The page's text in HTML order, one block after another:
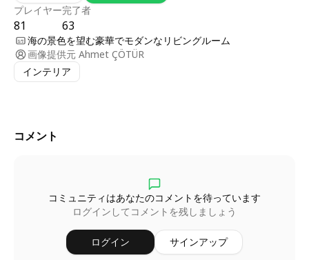
プレイヤー
81
完了者
63
海の景色を望む豪華でモダンなリビングルーム
画像提供元 Ahmet ÇÖTÜR
インテリア
コメント
コミュニティはあなたのコメントを待っています
ログインしてコメントを残しましょう
ログイン サインアップ